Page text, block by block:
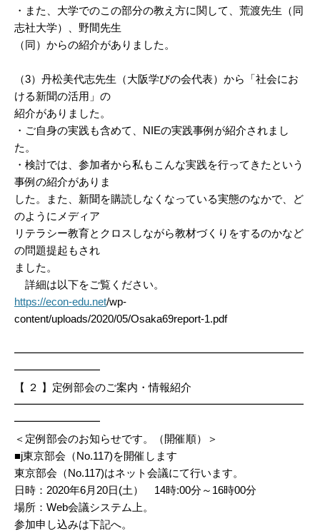
・また、大学でのこの部分の教え方に関して、荒渡先生（同
志社大学）、野間先生
（同）からの紹介がありました。
（3）丹松美代志先生（大阪学びの会代表）から「社会にお
ける新聞の活用」の
紹介がありました。
・ご自身の実践も含めて、NIEの実践事例が紹介されまし
た。
・検討では、参加者から私もこんな実践を行ってきたという
事例の紹介がありま
した。また、新聞を購読しなくなっている実態のなかで、ど
のようにメディア
リテラシー教育とクロスしながら教材づくりをするのかなど
の問題提起もされ
ました。
詳細は以下をご覧ください。
https://econ-edu.net/wp-
content/uploads/2020/05/Osaka69report-1.pdf
━━━━━━━━━━━━━━━━━━━━━━━━━━━
━━━━━━━━
【 ２ 】定例部会のご案内・情報紹介
━━━━━━━━━━━━━━━━━━━━━━━━━━━
━━━━━━━━
＜定例部会のお知らせです。（開催順）＞
■j東京部会（No.117)を開催します
東京部会（No.117)はネット会議にて行います。
日時：2020年6月20日(土） 14時:00分～16時00分
場所：Web会議システム上。
参加申し込みは下記へ。